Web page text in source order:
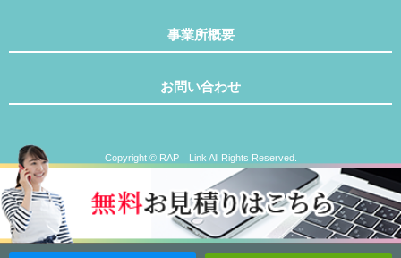
事業所概要
お問い合わせ
Copyright © RAP Link All Rights Reserved.